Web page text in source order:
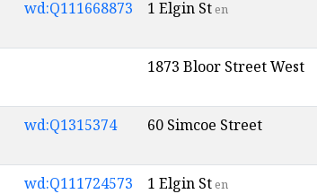
wd:Q111668873 1 Elgin St en
1873 Bloor Street West
wd:Q1315374 60 Simcoe Street
wd:Q111724573 1 Elgin Sten